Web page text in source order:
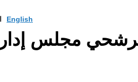
English